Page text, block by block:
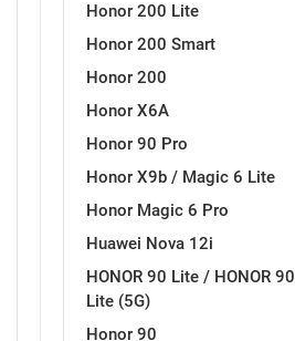
Honor 200 Lite
Honor 200 Smart
Honor 200
Honor X6A
Honor 90 Pro
Honor X9b / Magic 6 Lite
Honor Magic 6 Pro
Huawei Nova 12i
HONOR 90 Lite / HONOR 90
Lite (5G)
Honor 90
Svemirska kolekcija